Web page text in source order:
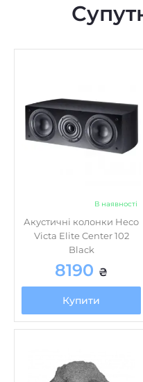
В наявності
Акустичні колонки Heco
Victa Elite Center 102
Black
8190 ₴
Купити